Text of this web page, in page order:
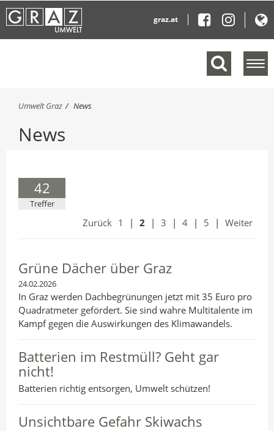
graz.at
M
e
S
e
s
i
Umwelt Graz News
News
42
Treffer
Zurück 1 | 2 | 3 | 4 | 5 | Weiter
Grüne Dächer über Graz
24.02.2026
In Graz werden Dachbegrünungen jetzt mit 35 Euro pro
Quadratmeter gefördert. Sie sind wahre Multitalente im
Kampf gegen die Auswirkungen des Klimawandels.
Batterien im Restmüll? Geht gar
nicht!
Batterien richtig entsorgen, Umwelt schützen!
Unsichtbare Gefahr Skiwachs